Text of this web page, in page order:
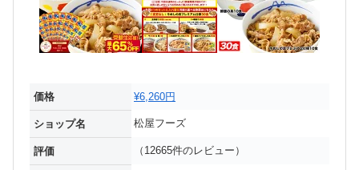
価格 ¥6,260円
ショップ名 松屋フーズ
評価 （12665件のレビュー）